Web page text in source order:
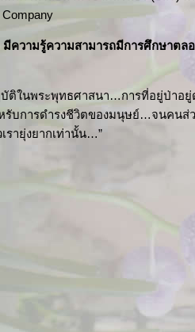
ความรู้ความสามารถมีการศึกษาต
ในพระพุทธศาสนา…การที่อยู่ป่าอยู่
รับการดำรงชีวิตของมนุษย์…จนคน
รายุ่งยากเท่านั้น…”